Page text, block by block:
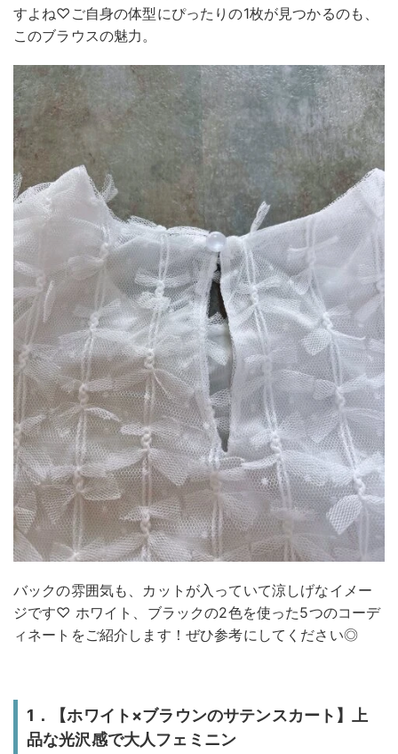
すよね♡ご自身の体型にぴったりの1枚が見つかるのも、
このブラウスの魅力。
バックの雰囲気も、カットが入っていて涼しげなイメー
ジです♡ ホワイト、ブラックの2色を使った5つのコーデ
ィネートをご紹介します！ぜひ参考にしてください◎
1．【ホワイト×ブラウンのサテンスカート】上
品な光沢感で大人フェミニン